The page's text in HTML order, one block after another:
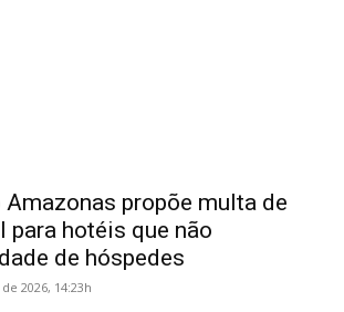
Amazonas propõe multa de
para hotéis que não
de hóspedes
2026, 14:23h